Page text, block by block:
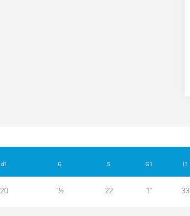
d1 G S G1 I1
20 "½ 22 1" 33